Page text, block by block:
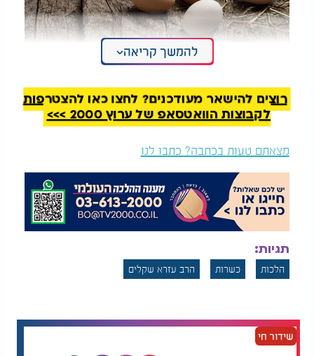
האם אפשר לאכול ביצה עם דם? הרב מאיר בראל:
להמשך קריאה
רוצים להישאר מעודכנים? לחצו כאן להצטרפות
לקבוצות הוואטסאפ של ערוץ 2000 >>>
מצאתם טעות בכתבה? כתבו לנו
תגיות:
הלכות כשרות הרב עזרא שקלים
שידור חי